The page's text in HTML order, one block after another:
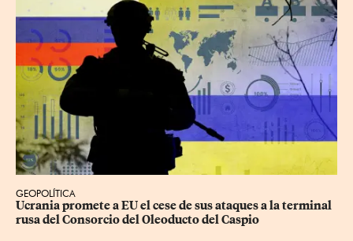
GEOPOLÍTICA
Ucrania promete a EU el cese de sus ataques a la terminal
rusa del Consorcio del Oleoducto del Caspio